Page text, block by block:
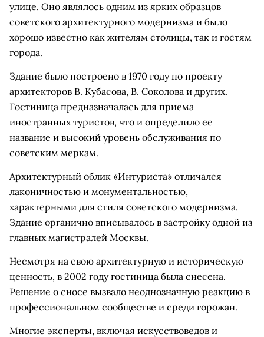
улице. Оно являлось одним из ярких образцов
советского архитектурного модернизма и было
хорошо известно как жителям столицы, так и гостям
города.
Здание было построено в 1970 году по проекту
архитекторов В. Кубасова, В. Соколова и других.
Гостиница предназначалась для приема
иностранных туристов, что и определило ее
название и высокий уровень обслуживания по
советским меркам.
Архитектурный облик «Интуриста» отличался
лаконичностью и монументальностью,
характерными для стиля советского модернизма.
Здание органично вписывалось в застройку одной из
главных магистралей Москвы.
Несмотря на свою архитектурную и историческую
ценность, в 2002 году гостиница была снесена.
Решение о сносе вызвало неоднозначную реакцию в
профессиональном сообществе и среди горожан.
Многие эксперты, включая искусствоведов и